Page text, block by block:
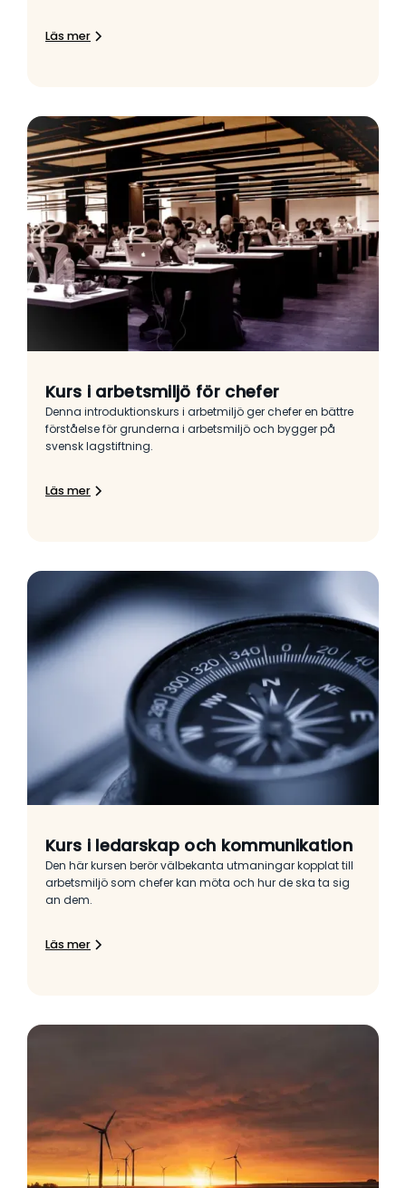
Läs mer
Kurs i arbetsmiljö för chefer
Denna introduktionskurs i arbetmiljö ger chefer en bättre
förståelse för grunderna i arbetsmiljö och bygger på
svensk lagstiftning.
Läs mer
Kurs i ledarskap och kommunikation
Den här kursen berör välbekanta utmaningar kopplat till
arbetsmiljö som chefer kan möta och hur de ska ta sig
an dem.
Läs mer